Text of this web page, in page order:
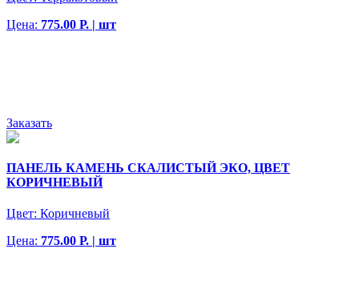
Цена: 775.00 Р. | шт
Заказать
ПАНЕЛЬ КАМЕНЬ СКАЛИСТЫЙ ЭКО, ЦВЕТ
КОРИЧНЕВЫЙ
Цвет: Коричневый
Цена: 775.00 Р. | шт